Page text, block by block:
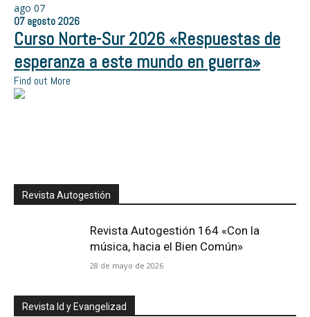
ago 07
07 agosto 2026
Curso Norte-Sur 2026 «Respuestas de
esperanza a este mundo en guerra»
Find out More
Revista Autogestión
Revista Autogestión 164 «Con la
música, hacia el Bien Común»
28 de mayo de 2026
Revista Id y Evangelizad